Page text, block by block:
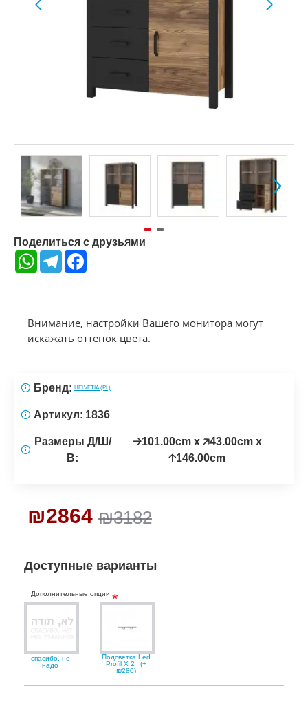
Поделиться с друзьями
WhatsAppTelegram
Внимание, настройки Вашего монитора могут
искажать оттенок цвета.
₪3182
₪2864
Бренд: HELVETIA (PL)
Артикул: 1836
Размеры Д/Ш/
В:
🡢101.00cm x 🡥43.00cm x
🡡146.00cm
Доступные варианты
Дополнительные опции
спасибо, не
надо
Подсветка Led
Profil X 2
(+
₪280)